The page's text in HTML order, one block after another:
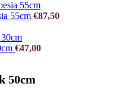
55cm €87,50
€47,00
50cm